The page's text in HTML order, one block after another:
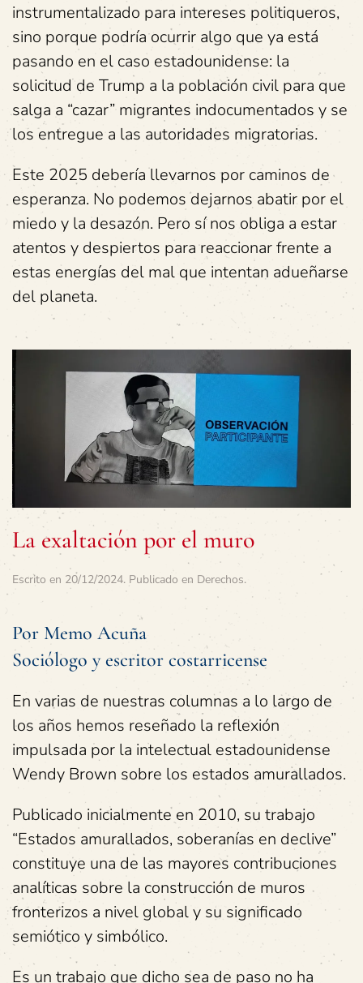
instrumentalizado para intereses politiqueros,
sino porque podría ocurrir algo que ya está
pasando en el caso estadounidense: la
solicitud de Trump a la población civil para que
salga a “cazar” migrantes indocumentados y se
los entregue a las autoridades migratorias.
Este 2025 debería llevarnos por caminos de
esperanza. No podemos dejarnos abatir por el
miedo y la desazón. Pero sí nos obliga a estar
atentos y despiertos para reaccionar frente a
estas energías del mal que intentan adueñarse
del planeta.
La exaltación por el muro
Escrito en 20/12/2024. Publicado en Derechos.
Por Memo Acuña
Sociólogo y escritor costarricense
En varias de nuestras columnas a lo largo de
los años hemos reseñado la reflexión
impulsada por la intelectual estadounidense
Wendy Brown sobre los estados amurallados.
Publicado inicialmente en 2010, su trabajo
“Estados amurallados, soberanías en declive”
constituye una de las mayores contribuciones
analíticas sobre la construcción de muros
fronterizos a nivel global y su significado
semiótico y simbólico.
Es un trabajo que dicho sea de paso no ha